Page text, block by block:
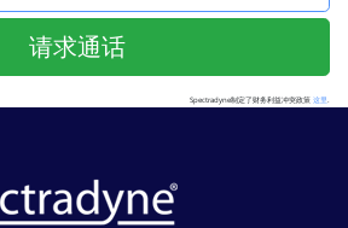
请求通话
Spectradyne制定了财务利益冲突政策 这里.